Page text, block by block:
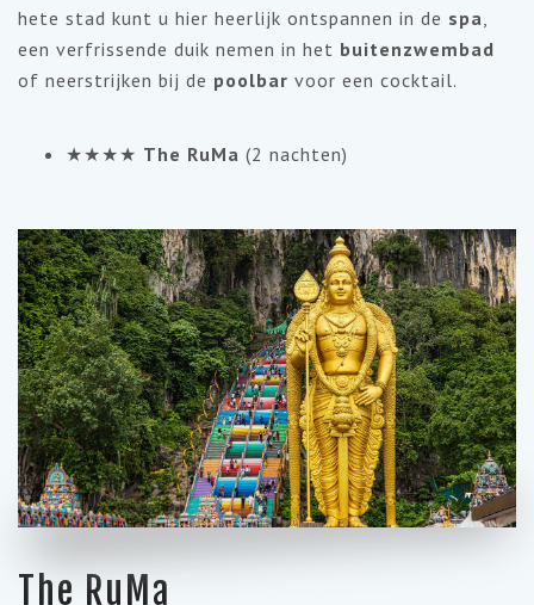
hete stad kunt u hier heerlijk ontspannen in de spa
een verfrissende duik nemen in het buitenzwembad
of neerstrijken bij de poolbar voor een cocktail.
★★★★ The RuMa (2 nachten)
The RuMa